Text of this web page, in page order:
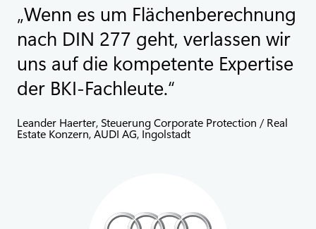
Wenn es um Flächenberechnung
nach DIN 277 geht, verlassen wir
uns auf die kompetente Expertise
der BKI-Fachleute.
Leander Haerter, Steuerung Corporate Protection / Real
Estate Konzern, AUDI AG, Ingolstadt